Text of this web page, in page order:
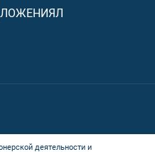
деятельности и